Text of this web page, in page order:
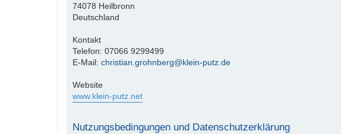
74078 Heilbronn
Deutschland
Kontakt
Telefon: 07066 9299499
E-Mail: christian.grohnberg@klein-putz.de
Website
www.klein-putz.net
Nutzungsbedingungen und Datenschutzerklärung